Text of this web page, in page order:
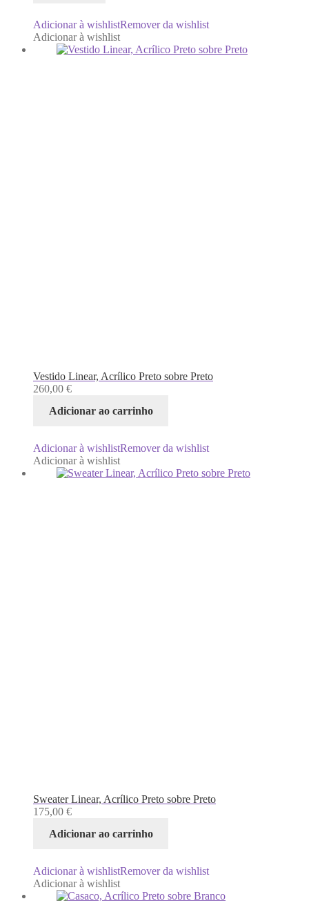
Adicionar à wishlistRemover da wishlist
Adicionar à wishlist
Vestido Linear, Acrílico Preto sobre Preto
260,00 €
Adicionar ao carrinho
Adicionar à wishlistRemover da wishlist
Adicionar à wishlist
Sweater Linear, Acrílico Preto sobre Preto
175,00 €
Adicionar ao carrinho
Adicionar à wishlistRemover da wishlist
Adicionar à wishlist